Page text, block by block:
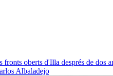
oberts d'Illa després de dos
Albaladejo